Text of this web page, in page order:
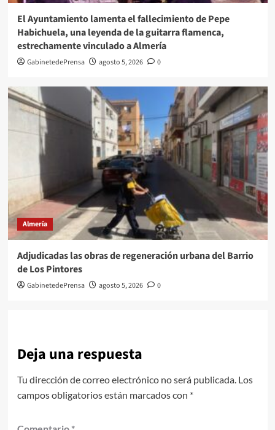
El Ayuntamiento lamenta el fallecimiento de Pepe
Habichuela, una leyenda de la guitarra flamenca,
estrechamente vinculado a Almería
GabinetedePrensa agosto 5, 2026 0
Almería
Adjudicadas las obras de regeneración urbana del Barrio
de Los Pintores
GabinetedePrensa agosto 5, 2026 0
Deja una respuesta
Tu dirección de correo electrónico no será publicada. Los
campos obligatorios están marcados con *